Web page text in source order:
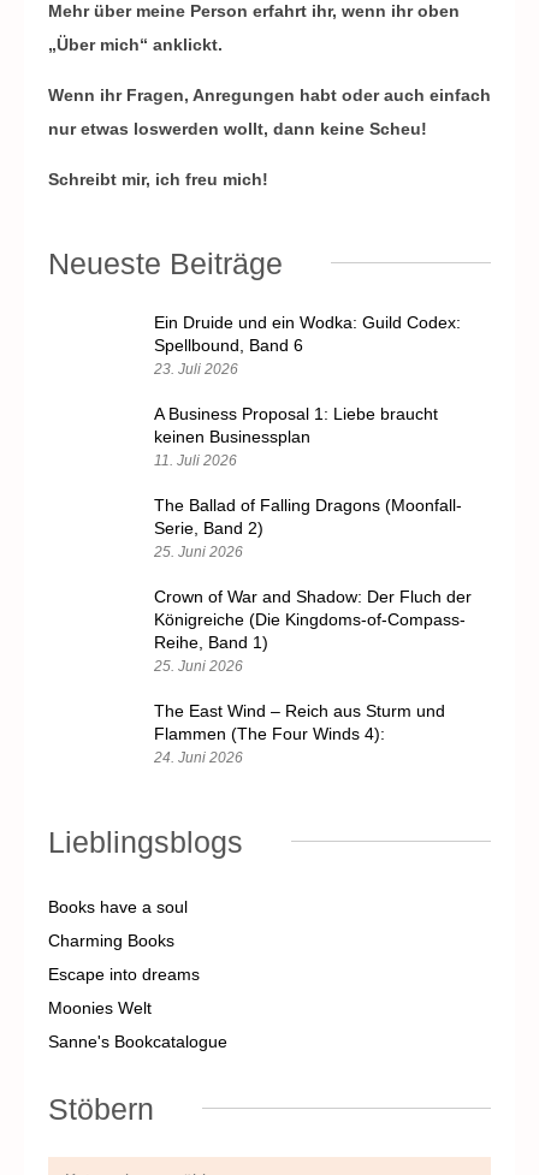
Mehr über meine Person erfahrt ihr, wenn ihr oben
„Über mich“ anklickt.
Wenn ihr Fragen, Anregungen habt oder auch einfach
nur etwas loswerden wollt, dann keine Scheu!
Schreibt mir, ich freu mich!
Neueste Beiträge
Ein Druide und ein Wodka: Guild Codex:
Spellbound, Band 6
23. Juli 2026
A Business Proposal 1: Liebe braucht
keinen Businessplan
11. Juli 2026
The Ballad of Falling Dragons (Moonfall-
Serie, Band 2)
25. Juni 2026
Crown of War and Shadow: Der Fluch der
Königreiche (Die Kingdoms-of-Compass-
Reihe, Band 1)
25. Juni 2026
The East Wind – Reich aus Sturm und
Flammen (The Four Winds 4):
24. Juni 2026
Lieblingsblogs
Books have a soul
Charming Books
Escape into dreams
Moonies Welt
Sanne's Bookcatalogue
Stöbern